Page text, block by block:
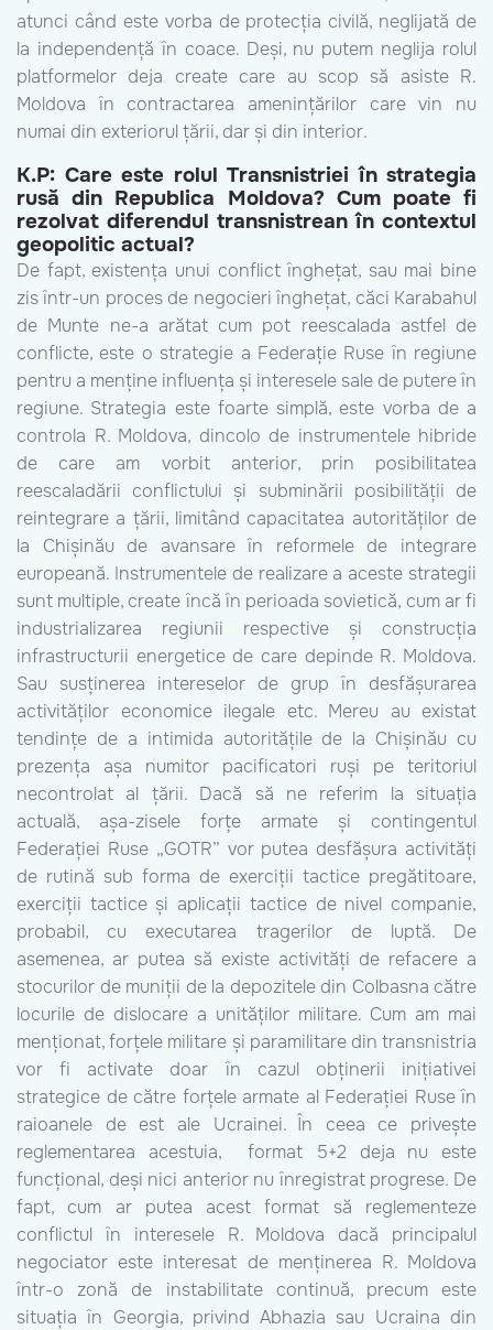
atunci când este vorba de protecția civilă, neglijată de
la independență în coace. Deși, nu putem neglija rolul
platformelor deja create care au scop să asiste R.
Moldova în contractarea amenințărilor care vin nu
numai din exteriorul țării, dar și din interior.
K.P: Care este rolul Transnistriei în strategia
rusă din Republica Moldova? Cum poate fi
rezolvat diferendul transnistrean în contextul
geopolitic actual?
De fapt, existența unui conflict înghețat, sau mai bine
zis într-un proces de negocieri înghețat, căci Karabahul
de Munte ne-a arătat cum pot reescalada astfel de
conflicte, este o strategie a Federație Ruse în regiune
pentru a menține influența și interesele sale de putere în
regiune. Strategia este foarte simplă, este vorba de a
controla R. Moldova, dincolo de instrumentele hibride
de care am vorbit anterior, prin posibilitatea
reescaladării conflictului și subminării posibilității de
reintegrare a țării, limitând capacitatea autorităților de
la Chișinău de avansare în reformele de integrare
europeană. Instrumentele de realizare a aceste strategii
sunt multiple, create încă în perioada sovietică, cum ar fi
industrializarea regiunii respective și construcția
infrastructurii energetice de care depinde R. Moldova.
Sau susținerea intereselor de grup în desfășurarea
activităților economice ilegale etc. Mereu au existat
tendințe de a intimida autoritățile de la Chișinău cu
prezența așa numitor pacificatori ruși pe teritoriul
necontrolat al țării. Dacă să ne referim la situația
actuală, așa-zisele forțe armate și contingentul
Federației Ruse „GOTR” vor putea desfășura activități
de rutină sub forma de exerciții tactice pregătitoare,
exerciții tactice și aplicații tactice de nivel companie,
probabil, cu executarea tragerilor de luptă. De
asemenea, ar putea să existe activități de refacere a
stocurilor de muniții de la depozitele din Colbasna către
locurile de dislocare a unităților militare. Cum am mai
menționat, forțele militare și paramilitare din transnistria
vor fi activate doar în cazul obținerii inițiativei
strategice de către forțele armate al Federației Ruse în
raioanele de est ale Ucrainei. În ceea ce privește
reglementarea acestuia, format 5+2 deja nu este
funcțional, deși nici anterior nu înregistrat progrese. De
fapt, cum ar putea acest format să reglementeze
conflictul în interesele R. Moldova dacă principalul
negociator este interesat de menținerea R. Moldova
într-o zonă de instabilitate continuă, precum este
situația în Georgia, privind Abhazia sau Ucraina din